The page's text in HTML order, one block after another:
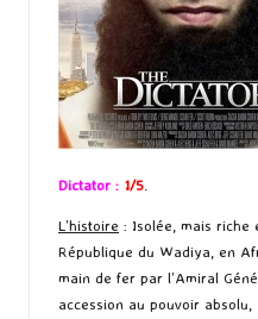
Dictator : 1/5.
L’histoire : Isolée, mais riche
République du Wadiya, en
main de fer par l’Amiral
accession au pouvoir absolu,